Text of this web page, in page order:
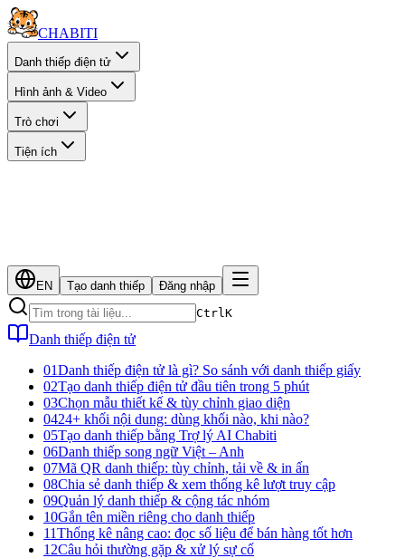
CHABITI
Danh thiếp điện tử
Hình ảnh & Video
Trò chơi
Tiện ích
EN Tạo danh thiếp
Đăng nhập
CtrlK
Danh thiếp điện tử
01Danh thiếp điện tử là gì? So sánh với danh thiếp giấy
02Tạo danh thiếp điện tử đầu tiên trong 5 phút
03Chọn mẫu thiết kế & tùy chỉnh giao diện
0424+ khối nội dung: dùng khối nào, khi nào?
05Tạo danh thiếp bằng Trợ lý AI Chabiti
06Danh thiếp song ngữ Việt – Anh
07Mã QR danh thiếp: tùy chỉnh, tải về & in ấn
08Chia sẻ danh thiếp & xem thống kê lượt truy cập
09Quản lý danh thiếp & cộng tác nhóm
10Gắn tên miền riêng cho danh thiếp
11Thống kê nâng cao: đọc số liệu để bán hàng tốt hơn
12Câu hỏi thường gặp & xử lý sự cố